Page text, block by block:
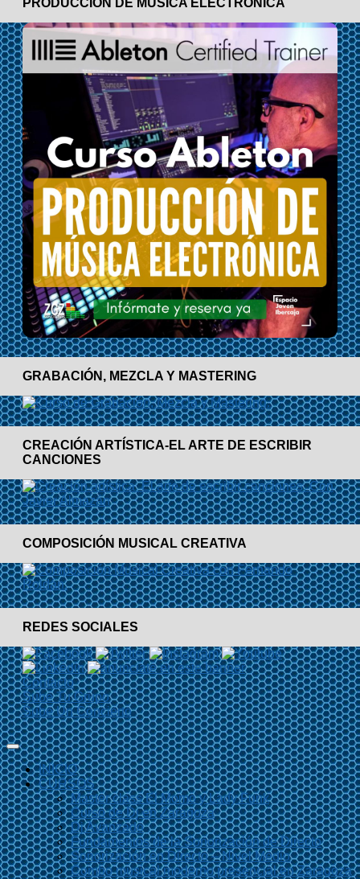
PRODUCCIÓN DE MÚSICA ELECTRÓNICA
GRABACIÓN, MEZCLA Y MASTERING
CREACIÓN ARTÍSTICA-EL ARTE DE ESCRIBIR
CANCIONES
COMPOSICIÓN MUSICAL CREATIVA
REDES SOCIALES
Contacto
Sube Tu Grupo
Sube Un Concierto
INICIO
CURSOS
Master class El Momo y Lady Funk
Curso de Dj en Zaragoza
Dj Avanzado
Fundamentos de la Sonorización de Directo
Sonorización en Directo – Nivel Medio
Combo musical moderno presencial en Zaragoza